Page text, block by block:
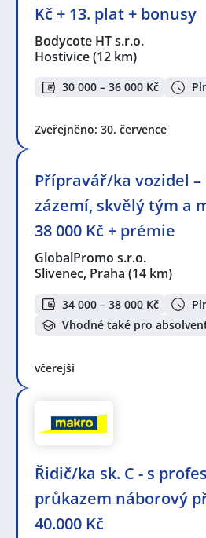
Kč + 13. plat + bonusy
Bodycote HT s.r.o.
Hostivice(12 km)
30 000 – 36 000 Kč
Zveřejněno: 30. července
Přípravář/ka vozidel
zázemí, skvělý tým a
38 000 Kč + prémie
GlobalPromo s.r.o.
Slivenec, Praha (14 km)
34 000 – 38 000 Kč
Vhodné také pro
včerejší
Řidič/ka sk. C - s
průkazem náborový
40.000 Kč